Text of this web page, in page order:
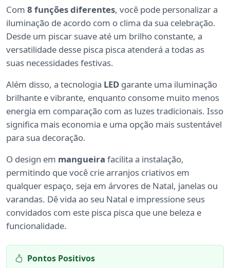
Com 8 funções diferentes, você pode personalizar a
iluminação de acordo com o clima da sua celebração.
Desde um piscar suave até um brilho constante, a
versatilidade desse pisca pisca atenderá a todas as
suas necessidades festivas.
Além disso, a tecnologia LED garante uma iluminação
brilhante e vibrante, enquanto consome muito menos
energia em comparação com as luzes tradicionais. Isso
significa mais economia e uma opção mais sustentável
para sua decoração.
O design em mangueira facilita a instalação,
permitindo que você crie arranjos criativos em
qualquer espaço, seja em árvores de Natal, janelas ou
varandas. Dê vida ao seu Natal e impressione seus
convidados com este pisca pisca que une beleza e
funcionalidade.
Pontos Positivos